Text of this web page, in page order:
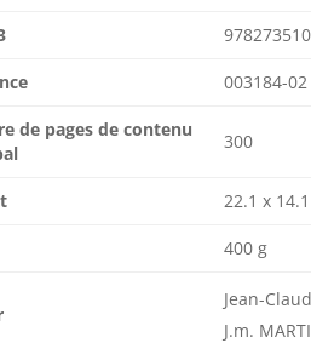
003184-02
de pages de contenu
300
22.1 x
400 g
Jean-
J.m.